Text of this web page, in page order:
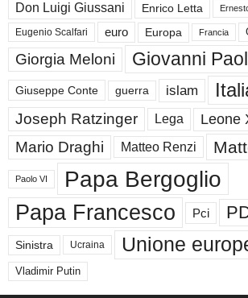
Don Luigi Giussani Enrico Letta
Eugenio Scalfari euro Europa Francia
Giorgia Meloni Giovanni
Giuseppe Conte guerra islam
Joseph Ratzinger Lega Leone
Mario Draghi Matteo Renzi
Paolo VI Papa Bergoglio
Papa Francesco Pci
Sinistra Ucraina Unione
Vladimir Putin